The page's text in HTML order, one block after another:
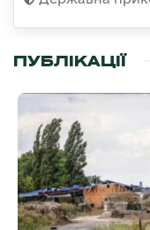
ПУБЛІКАЦІЇ